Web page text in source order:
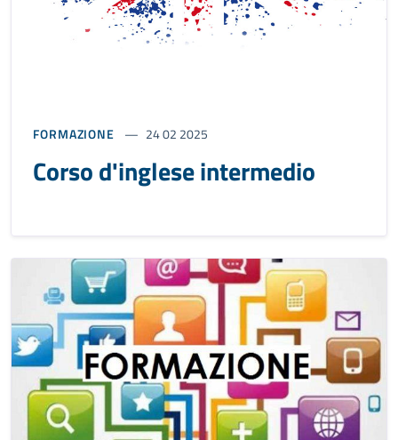
FORMAZIONE 24 02 2025
Corso d'inglese intermedio